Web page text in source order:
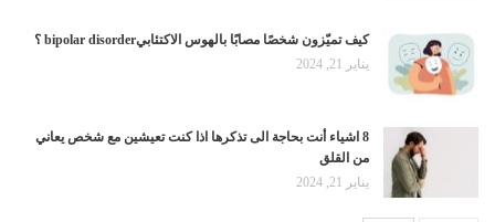
كيف تميّزون شخصًا مصابًا بالهوس الاكتئابيbipolar disorder ؟
يناير 21, 2024
8 اشياء أنت بحاجة الى تذكرها اذا كنت تعيشين مع شخص يعاني
من القلق
يناير 21, 2024